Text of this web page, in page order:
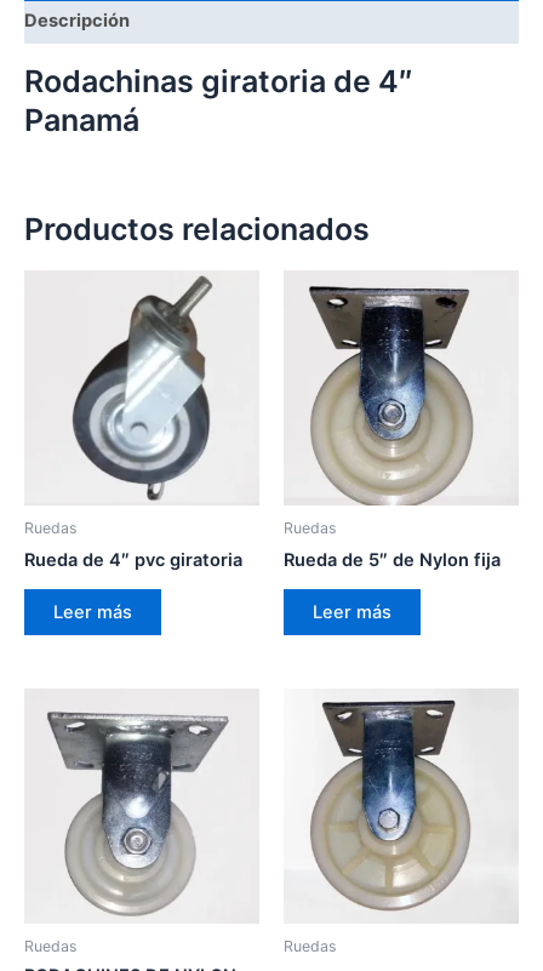
Descripción
Rodachinas giratoria de 4″
Panamá
Productos relacionados
Ruedas
Rueda de 4″ pvc giratoria
Leer más
Ruedas
Rueda de 5″ de Nylon fija
Leer más
Ruedas Ruedas